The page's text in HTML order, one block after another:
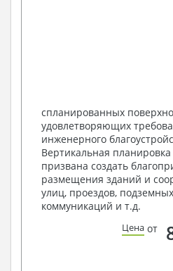
Разрезы и состав
Фасады с ведомостью
Элементы проемов –
Ведомость
Архитектурные узлы в
2. Конструктивный раздел:
Общие данные по
Схемы расположения
Элементы каркаса –
Схема расположения
Опоры перекрытия на
Элементы кровли –
спланированных
удовлетворяющих
инженерного
Вертикальная
призвана создать
размещения зданий и
улиц, проездов,
коммуникаций и т.д.
Цена от